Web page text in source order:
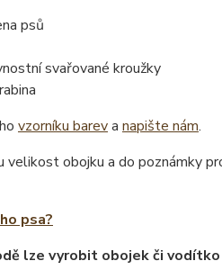
psů
svařované kroužky
vzorníku bareva napište nám.
obojku a do poznámky
psa?
lze vyrobit obojek či